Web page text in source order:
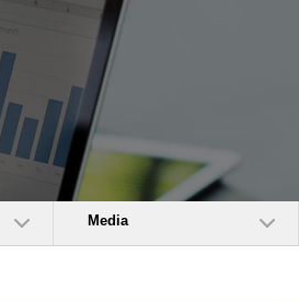
Media